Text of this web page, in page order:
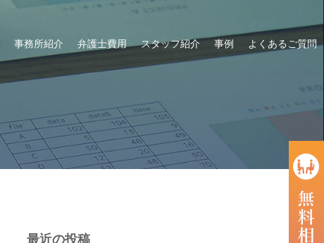
事務所紹介 弁護士費用 スタッフ紹介 事例 よくあるご質問
最近の投稿